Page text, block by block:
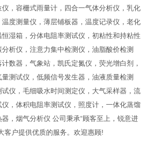
，容栅式雨量计，四合一气体分析仪，乳化
度测量仪，薄层铺板器，温度记录仪，老化
湿箱，分体电阻率测试仪，初粘性和持粘性
析仪，注意力集中检测仪，油脂酸价检测
数器，气象站，凯氏定氮仪，荧光增白剂，
测试仪，低频信号发生器，油液质量检测
仪，毛细吸水时间测定仪，大气采样器，流
，体积电阻率测试仪，照度计，一体化蒸馏
，烟气分析仪 公司秉承“顾客至上，锐意进
客户提供优质的服务。欢迎惠顾!